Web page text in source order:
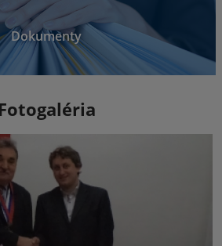
Dokumenty
Fotogaléria